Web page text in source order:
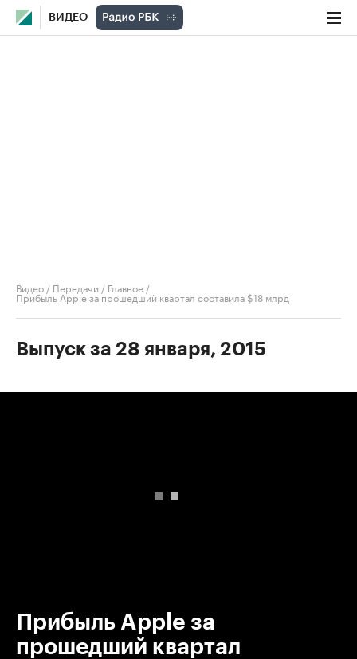
ВИДЕО
Видео / Передачи / Главное /
Прибыль Apple за прошедший квартал составила $18 млрд
Выпуск за 28 января, 2015
Прибыль Apple за
прошедший квартал